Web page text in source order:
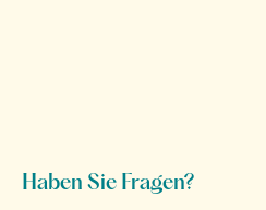
Haben Sie Fragen?